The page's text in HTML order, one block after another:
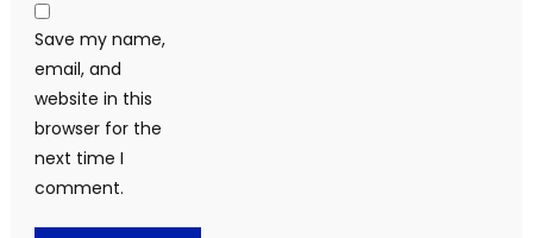
Save my name,
email, and
website in this
browser for the
next time I
comment.